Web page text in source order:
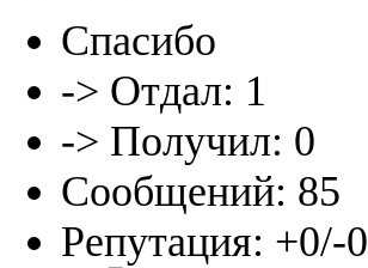
Спасибо
-> Отдал: 1
-> Получил: 0
Сообщений: 85
Репутация: +0/-0